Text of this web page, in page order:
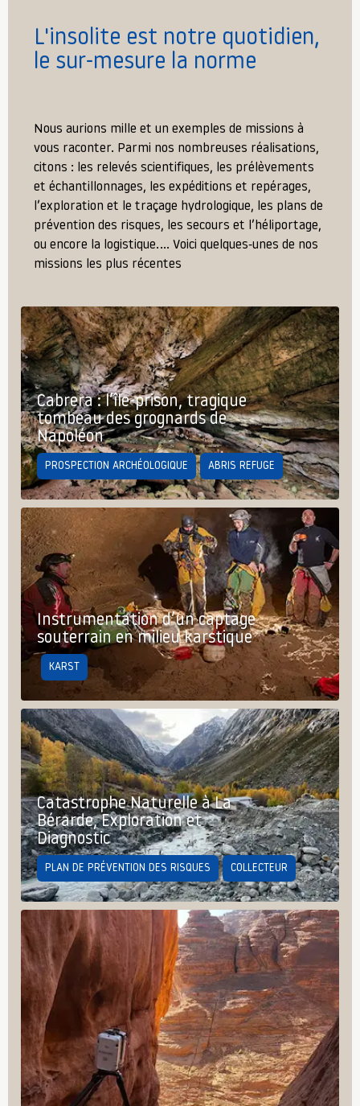
L'insolite est notre quotidien,
le sur-mesure la norme
Nous aurions mille et un exemples de missions à
vous raconter. Parmi nos nombreuses réalisations,
citons : les relevés scientifiques, les prélèvements
et échantillonnages, les expéditions et repérages,
l’exploration et le traçage hydrologique, les plans de
prévention des risques, les secours et l’héliportage,
ou encore la logistique.… Voici quelques-unes de nos
missions les plus récentes
Cabrera : l’île-prison, tragique
tombeau des grognards de
Napoléon
PROSPECTION ARCHÉOLOGIQUE ABRIS REFUGE
Instrumentation d’un captage
souterrain en milieu karstique
KARST
Catastrophe Naturelle à La
Bérarde, Exploration et
Diagnostic
PLAN DE PRÉVENTION DES RISQUES COLLECTEUR